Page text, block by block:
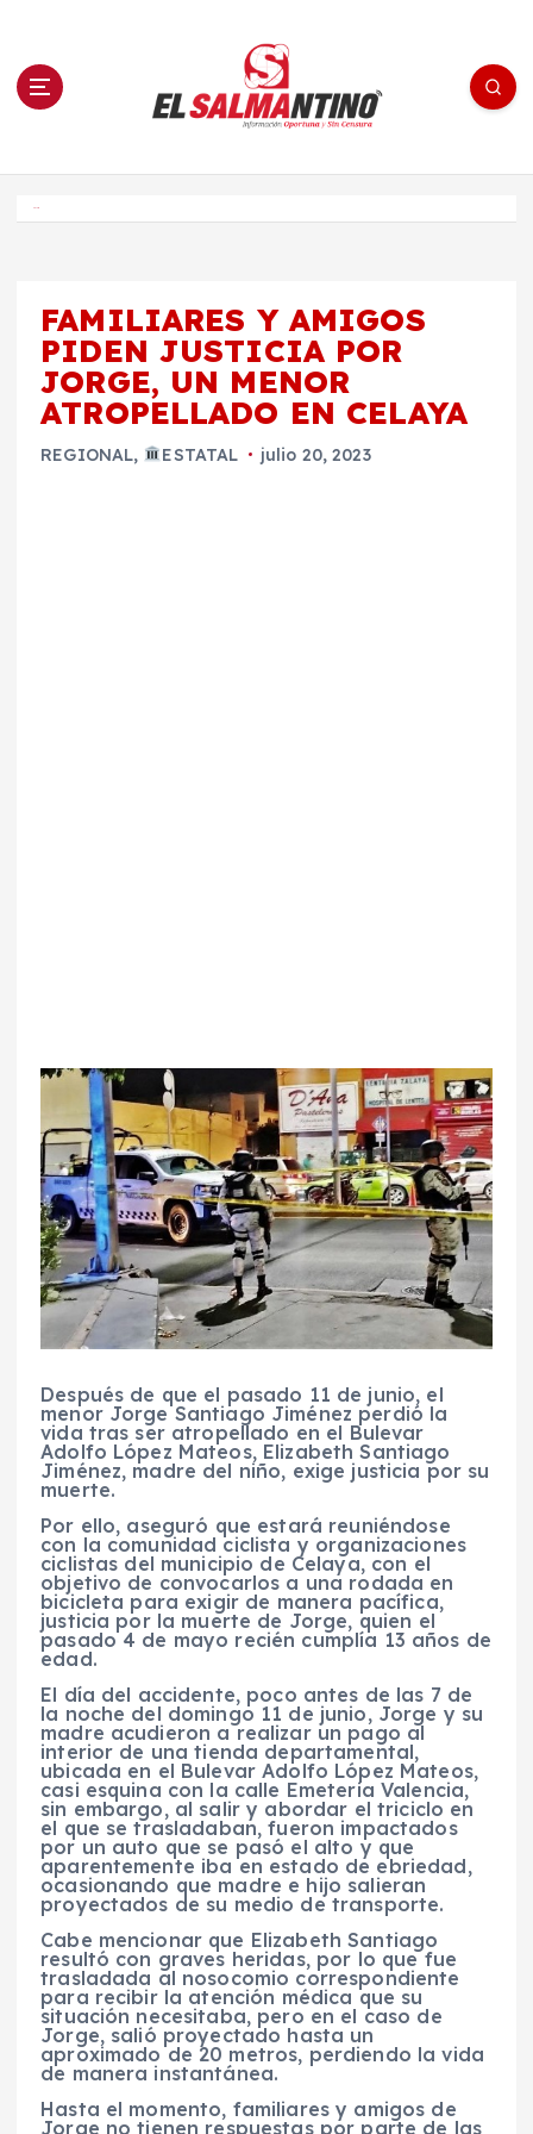
n El Salmantino - medios/noticias/editorial
FAMILIARES Y AMIGOS
PIDEN JUSTICIA POR
JORGE, UN MENOR
ATROPELLADO EN CELAYA
REGIONAL, ESTATAL julio 20, 2023
Después de que el pasado 11 de junio, el
menor Jorge Santiago Jiménez perdió la
vida tras ser atropellado en el Bulevar
Adolfo López Mateos, Elizabeth Santiago
Jiménez, madre del niño, exige justicia por su
muerte.
Por ello, aseguró que estará reuniéndose
con la comunidad ciclista y organizaciones
ciclistas del municipio de Celaya, con el
objetivo de convocarlos a una rodada en
bicicleta para exigir de manera pacífica,
justicia por la muerte de Jorge, quien el
pasado 4 de mayo recién cumplía 13 años de
edad.
El día del accidente, poco antes de las 7 de
la noche del domingo 11 de junio, Jorge y su
madre acudieron a realizar un pago al
interior de una tienda departamental,
ubicada en el Bulevar Adolfo López Mateos,
casi esquina con la calle Emeteria Valencia,
sin embargo, al salir y abordar el triciclo en
el que se trasladaban, fueron impactados
por un auto que se pasó el alto y que
aparentemente iba en estado de ebriedad,
ocasionando que madre e hijo salieran
proyectados de su medio de transporte.
Cabe mencionar que Elizabeth Santiago
resultó con graves heridas, por lo que fue
trasladada al nosocomio correspondiente
para recibir la atención médica que su
situación necesitaba, pero en el caso de
Jorge, salió proyectado hasta un
aproximado de 20 metros, perdiendo la vida
de manera instantánea.
Hasta el momento, familiares y amigos de
Jorge no tienen respuestas por parte de las